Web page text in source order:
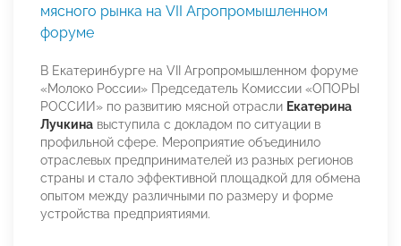
мясного рынка на VII Агропромышленном
форуме
В Екатеринбурге на VII Агропромышленном форуме
«Молоко России» Председатель Комиссии «ОПОРЫ
РОССИИ» по развитию мясной отрасли Екатерина
Лучкина выступила с докладом по ситуации в
профильной сфере. Мероприятие объединило
отраслевых предпринимателей из разных регионов
страны и стало эффективной площадкой для обмена
опытом между различными по размеру и форме
устройства предприятиями.